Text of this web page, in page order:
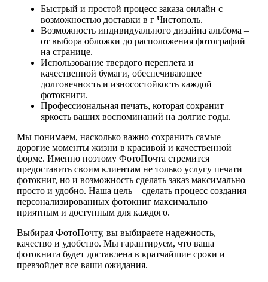
Быстрый и простой процесс заказа онлайн с
возможностью доставки в г Чистополь.
Возможность индивидуального дизайна альбома –
от выбора обложки до расположения фотографий
на странице.
Использование твердого переплета и
качественной бумаги, обеспечивающее
долговечность и износостойкость каждой
фотокниги.
Профессиональная печать, которая сохранит
яркость ваших воспоминаний на долгие годы.
Мы понимаем, насколько важно сохранить самые
дорогие моменты жизни в красивой и качественной
форме. Именно поэтому ФотоПочта стремится
предоставить своим клиентам не только услугу печати
фотокниг, но и возможность сделать заказ максимально
просто и удобно. Наша цель – сделать процесс создания
персонализированных фотокниг максимально
приятным и доступным для каждого.
Выбирая ФотоПочту, вы выбираете надежность,
качество и удобство. Мы гарантируем, что ваша
фотокнига будет доставлена в кратчайшие сроки и
превзойдет все ваши ожидания.